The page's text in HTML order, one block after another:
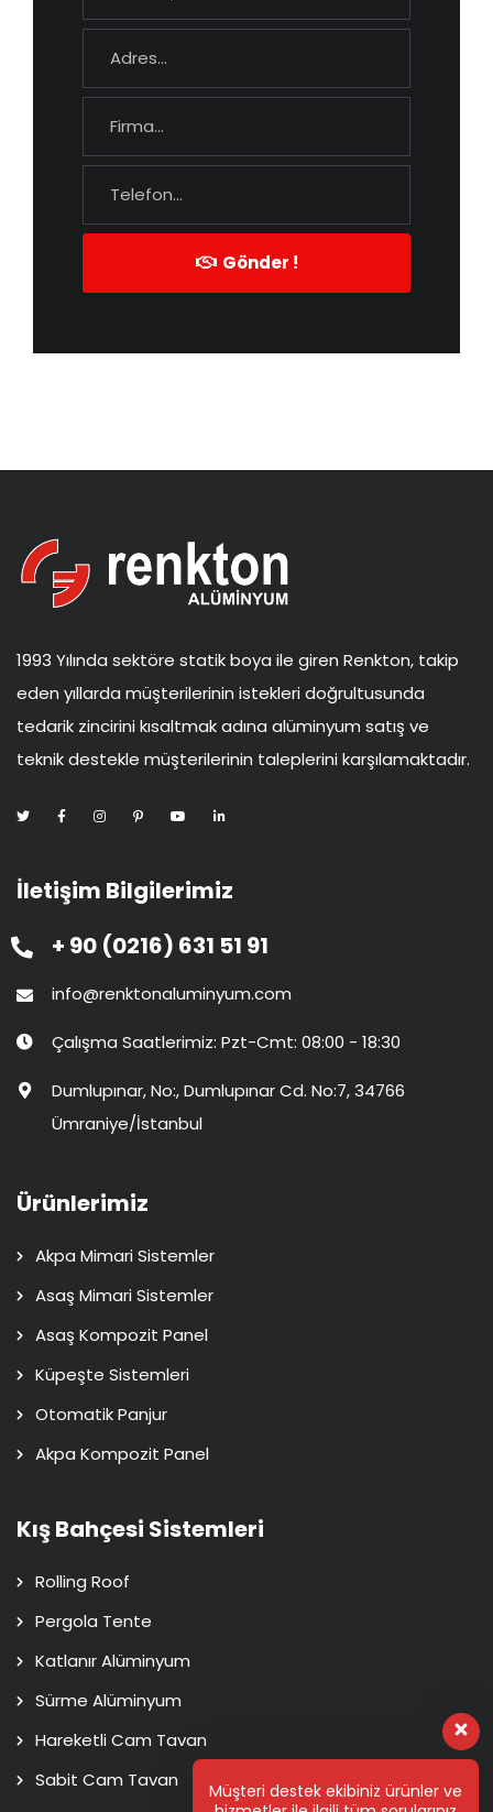
Gönder !
1993 Yılında sektöre statik boya ile giren Renkton, takip
eden yıllarda müşterilerinin istekleri doğrultusunda
tedarik zincirini kısaltmak adına alüminyum satış ve
teknik destekle müşterilerinin taleplerini karşılamaktadır.
İletişim Bilgilerimiz
+ 90 (0216) 631 51 91
info@renktonaluminyum.com
Çalışma Saatlerimiz: Pzt-Cmt: 08:00 - 18:30
Dumlupınar, No:, Dumlupınar Cd. No:7, 34766
Ümraniye/İstanbul
Ürünlerimiz
Akpa Mimari Sistemler
Asaş Mimari Sistemler
Asaş Kompozit Panel
Küpeşte Sistemleri
Otomatik Panjur
Akpa Kompozit Panel
Kış Bahçesi Sistemleri
Rolling Roof
Pergola Tente
Katlanır Alüminyum
Sürme Alüminyum
Hareketli Cam Tavan
Sabit Cam Tavan
Müşteri destek ekibiniz ürünler ve